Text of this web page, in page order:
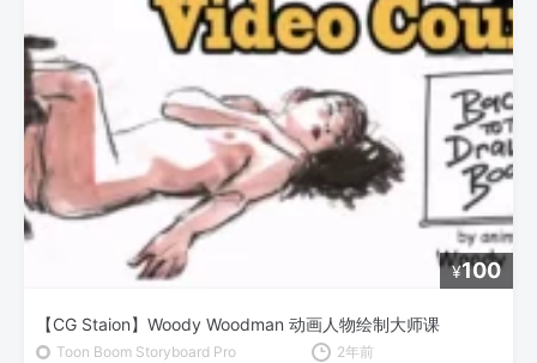
¥100
【CG Staion】Woody Woodman 动画人物绘制大师课
Toon Boom Storyboard Pro 2年前